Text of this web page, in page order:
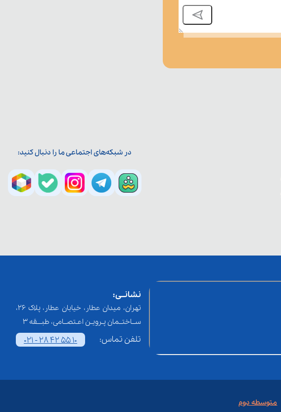
در شبکه‌های اجتماعی ما را دنبال کنید:
نشانــی:
تهران، میدان عطار، خیابان عطار، پلاک 26،
ســاختــمان پـرویـن اعـتصــامی، طبـــقه 3
تلفن تماس: 021 - 28 42 55 10
متوسطه دوم